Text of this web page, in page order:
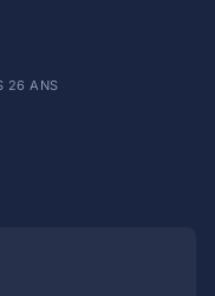
26 ANS